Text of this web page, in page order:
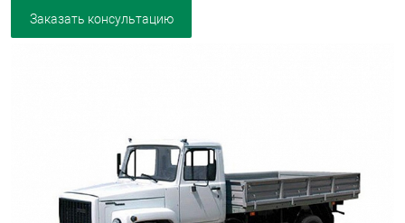
Заказать консультацию